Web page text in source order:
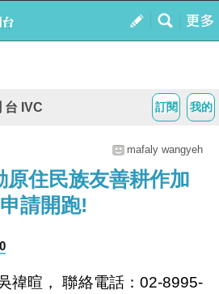
我的
訂閱
台 IVC
mafaly wangyeh
原住民族友善耕作加
請開跑!
禕暄， 聯絡電話：02-8995-